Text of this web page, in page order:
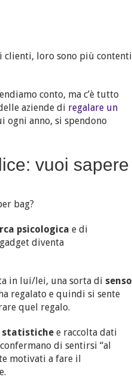
clienti, loro sono più contenti
conto, ma c’è tutto
aziende di regalare un
ogni anno, si spendono
vuoi sapere
bag?
psicologica e di
diventa
in lui/lei, una sorta di senso
regalato e quindi si sente
quel regalo.
statistichee raccolta dati
di sentirsi “al
motivati a fare il